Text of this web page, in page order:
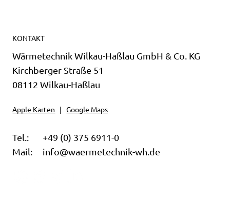
Tel.:
Mail:
+49 (0) 375 6911-0
info@waermetechnik-wh.de
Wärmetechnik Wilkau-Haßlau GmbH & Co. KG
Kirchberger Straße 51
08112 Wilkau-Haßlau
KONTAKT
Apple Karten |Google Maps